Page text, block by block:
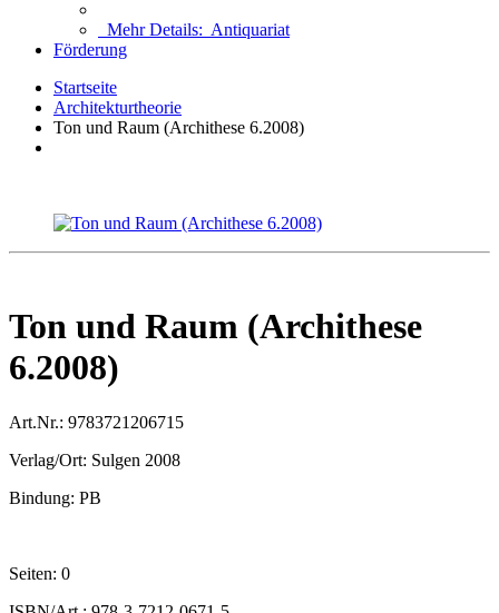
Mehr Details: Antiquariat
Förderung
Startseite
Architekturtheorie
Ton und Raum (Archithese 6.2008)
Ton und Raum (Archithese
6.2008)
Art.Nr.: 9783721206715
Verlag/Ort: Sulgen 2008
Bindung: PB
Seiten: 0